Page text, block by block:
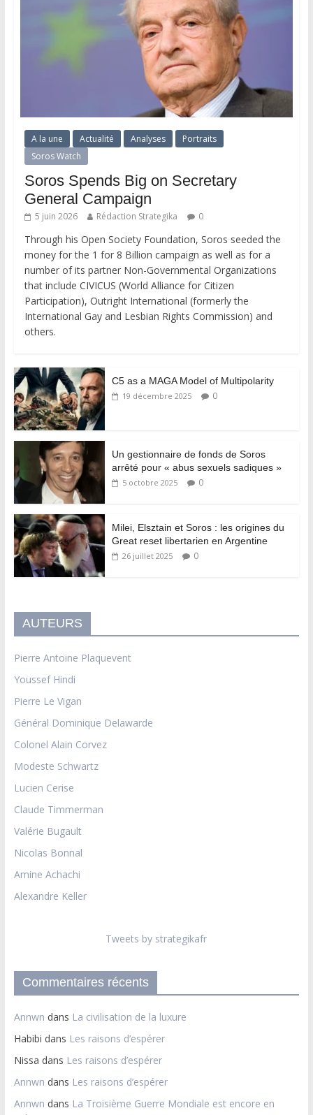
A la une Actualité Analyses
Portraits
Soros Watch
Soros Spends Big on Secretary
General Campaign
5 juin 2026 Rédaction Strategika 0
Through his Open Society Foundation, Soros seeded the
money for the 1 for 8 Billion campaign as well as for a
number of its partner Non-Governmental Organizations
that include CIVICUS (World Alliance for Citizen
Participation), Outright International (formerly the
International Gay and Lesbian Rights Commission) and
others.
C5 as a MAGA Model of Multipolarity
19 décembre 2025 0
Un gestionnaire de fonds de Soros
arrêté pour « abus sexuels sadiques »
5 octobre 2025 0
Milei, Elsztain et Soros : les origines du
Great reset libertarien en Argentine
26 juillet 2025 0
AUTEURS
Pierre Antoine Plaquevent
Youssef Hindi
Pierre Le Vigan
Général Dominique Delawarde
Colonel Alain Corvez
Modeste Schwartz
Lucien Cerise
Claude Timmerman
Valérie Bugault
Nicolas Bonnal
Amine Achachi
Alexandre Keller
Tweets by strategikafr
Commentaires récents
Annwn dans La civilisation de la luxure
Habibi dans Les raisons d’espérer
Nissa dans Les raisons d’espérer
Annwn dans Les raisons d’espérer
Annwn dans La Troisième Guerre Mondiale est encore en